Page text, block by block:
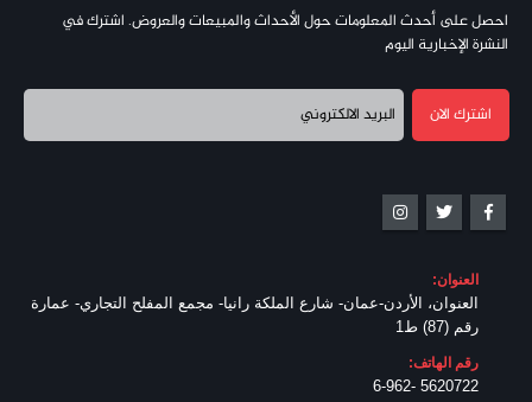
احصل على أحدث المعلومات حول الأحداث والمبيعات والعروض. اشترك في
النشرة الإخبارية اليوم
العنوان:
العنوان، الأردن-عمان- شارع الملكة رانيا- مجمع المفلح التجاري- عمارة
رقم (87) ط1
رقم الهاتف:
5620722 -6-962